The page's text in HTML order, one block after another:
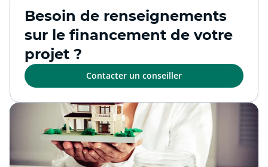
Besoin de renseignements
sur le financement de votre
projet ?
Contacter un conseiller